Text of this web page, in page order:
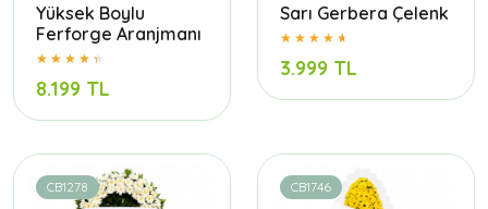
Yüksek Boylu
Ferforge Aranjmanı
8.199 TL
Sarı Gerbera Çelenk
3.999 TL
CB1278 CB1746